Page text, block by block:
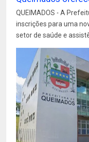
QUEIMADOS - A
inscrições para uma
setor de saúde e